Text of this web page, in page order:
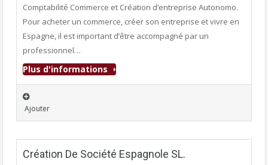
Comptabilité Commerce et Création d’entreprise Autonomo.
Pour acheter un commerce, créer son entreprise et vivre en
Espagne, il est important d’être accompagné par un
professionnel…
Plus d'informations
Ajouter
Création De Société Espagnole SL.